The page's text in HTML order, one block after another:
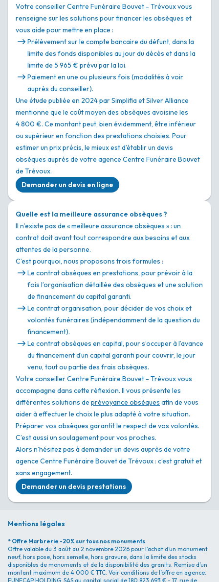
Votre conseiller Centre Funéraire Bouvet - Trévoux vous
renseigne sur les solutions pour financer les obsèques et
vous aide pour mettre en place :
Prélèvement sur le compte bancaire du défunt, dans la
limite des fonds disponibles au jour du décès et dans la
limite de 5 965 € prévu par la loi.
Paiement en une ou plusieurs fois (modalités à voir
auprès du conseiller).
Une étude publiée en 2024 par Simplifia et Silver Alliance
mentionne que le coût moyen des obsèques avoisine les
4 800 €. Ce montant peut, bien évidemment, être inférieur
ou supérieur en fonction des prestations choisies. Pour
estimer un prix précis, le mieux est d’établir un devis
obsèques auprès de votre agence Centre Funéraire Bouvet
de Trévoux.
Demander un devis en ligne
Quelle est la meilleure assurance obsèques ?
Il n’existe pas de « meilleure assurance obsèques » : un
contrat doit avant tout correspondre aux besoins et aux
attentes de la personne.
C’est pourquoi, nous proposons trois formules :
Le contrat obsèques en prestations, pour prévoir à la
fois l’organisation détaillée des obsèques et une solution
de financement du capital garanti.
Le contrat organisation, pour décider de vos choix et
volontés funéraires (indépendamment de la question du
financement).
Le contrat obsèques en capital, pour s’occuper à l’avance
du financement d’un capital garanti pour couvrir, le jour
venu, tout ou partie des frais obsèques.
Votre conseiller Centre Funéraire Bouvet - Trévoux vous
accompagne dans cette réflexion. Il vous présente les
différentes solutions de prévoyance obsèques afin de vous
aider à effectuer le choix le plus adapté à votre situation.
Préparer vos obsèques garantit le respect de vos volontés.
C’est aussi un soulagement pour vos proches.
Alors n’hésitez pas à demander un devis auprès de votre
agence Centre Funéraire Bouvet de Trévoux : c’est gratuit et
sans engagement.
Demander un devis prestations
Mentions légales
* Offre Marbrerie -20% sur tous nos monuments
Offre valable du 3 août au 2 novembre 2026 pour l’achat d’un monument
neuf, hors pose, hors semelle, hors gravure, dans la limite des stocks
disponibles de monuments et de la disponibilité des granits. Remise d’un
montant maximum de 4 000 € TTC. Voir conditions de l’offre en agence.
FUNECAP HOLDING, SAS au capital social de 180 823 693 € - 17, rue de